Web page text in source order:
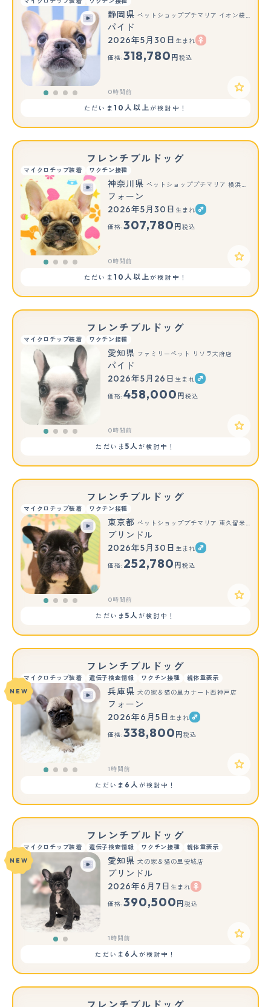
静岡県 ペットショッププチマリア イオン袋井店
パイド
2026年5月30日 生まれ
価格:318,780 円 税込
0時間前
ただいま 10人以上が検討中！
フレンチブルドッグ
マイクロチップ装着 ワクチン接種
神奈川県 ペットショッププチマリア 横浜永田台店
フォーン
2026年5月30日 生まれ
価格:307,780 円 税込
0時間前
ただいま 10人以上が検討中！
フレンチブルドッグ
マイクロチップ装着 ワクチン接種
愛知県 ファミリーペット リソラ大府店
パイド
2026年5月26日 生まれ
価格:458,000 円 税込
0時間前
ただいま 5人が検討中！
フレンチブルドッグ
マイクロチップ装着 ワクチン接種
東京都 ペットショッププチマリア 東久留米店
ブリンドル
2026年5月30日 生まれ
価格: 252,780 円 税込
0時間前
ただいま 5人が検討中！
フレンチブルドッグ
マイクロチップ装着 遺伝子検査情報 ワクチン接種
親体重表示
NEW
兵庫県 犬の家＆猫の里カナート西神戸店
フォーン
2026年6月5日 生まれ
価格:338,800 円 税込
1時間前
ただいま 6人が検討中！
フレンチブルドッグ
マイクロチップ装着 遺伝子検査情報 ワクチン接種 親体重表示
もっと見る
NEW 愛知県 犬の家＆猫の里安城店
ブリンドル
2026年6月7日 生まれ
価格:390,500 円 税込
1時間前
ただいま 6人が検討中！
フレンチブルドッグ